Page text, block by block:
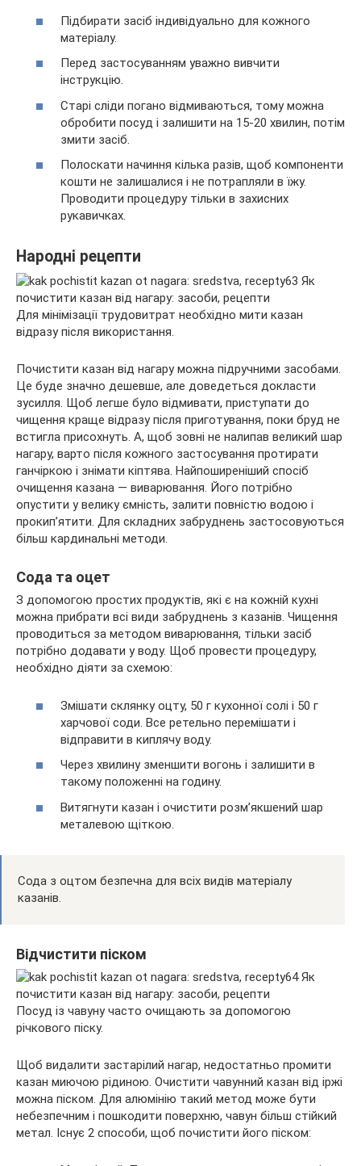
Підбирати засіб індивідуально для кожного
матеріалу.
Перед застосуванням уважно вивчити
інструкцію.
Старі сліди погано відмиваються, тому можна
обробити посуд і залишити на 15-20 хвилин, потім
змити засіб.
Полоскати начиння кілька разів, щоб компоненти
кошти не залишалися і не потрапляли в їжу.
Проводити процедуру тільки в захисних
рукавичках.
Народні рецепти
Для мінімізації трудовитрат необхідно мити казан
відразу після використання.
Почистити казан від нагару можна підручними засобами.
Це буде значно дешевше, але доведеться докласти
зусилля. Щоб легше було відмивати, приступати до
чищення краще відразу після приготування, поки бруд не
встигла присохнуть. А, щоб зовні не налипав великий шар
нагару, варто після кожного застосування протирати
ганчіркою і знімати кіптява. Найпоширеніший спосіб
очищення казана — виварювання. Його потрібно
опустити у велику ємність, залити повністю водою і
прокип’ятити. Для складних забруднень застосовуються
більш кардинальні методи.
Сода та оцет
З допомогою простих продуктів, які є на кожній кухні
можна прибрати всі види забруднень з казанів. Чищення
проводиться за методом виварювання, тільки засіб
потрібно додавати у воду. Щоб провести процедуру,
необхідно діяти за схемою:
Змішати склянку оцту, 50 г кухонної солі і 50 г
харчової соди. Все ретельно перемішати і
відправити в киплячу воду.
Через хвилину зменшити вогонь і залишити в
такому положенні на годину.
Витягнути казан і очистити розм’якшений шар
металевою щіткою.
Сода з оцтом безпечна для всіх видів матеріалу
казанів.
Відчистити піском
Посуд із чавуну часто очищають за допомогою
річкового піску.
Щоб видалити застарілий нагар, недостатньо промити
казан миючою рідиною. Очистити чавунний казан від іржі
можна піском. Для алюмінію такий метод може бути
небезпечним і пошкодити поверхню, чавун більш стійкий
метал. Існує 2 способи, щоб почистити його піском: